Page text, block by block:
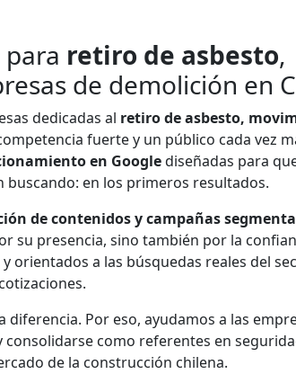
para retiro de asbesto,
de demolición en
dedicadas al retiro de asbesto,
fuerte y un público cada vez
en Googlediseñadas para
buscando: en los primeros resultados.
de contenidos y campañas
su presencia, sino también por la
orientados a las búsquedas reales del
Por eso, ayudamos a las
consolidarse como referentes en
de la construcción chilena.